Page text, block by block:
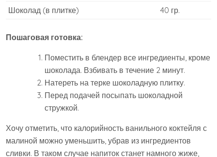
Шоколад (в плитке)
40 гр.
Пошаговая готовка:
Поместить в блендер все ингредиенты, кроме
шоколада. Взбивать в течение 2 минут.
Натереть на терке шоколадную плитку.
Перед подачей посыпать шоколадной
стружкой.
Хочу отметить, что калорийность ванильного коктейля с
малиной можно уменьшить, убрав из ингредиентов
сливки. В таком случае напиток станет намного жиже,